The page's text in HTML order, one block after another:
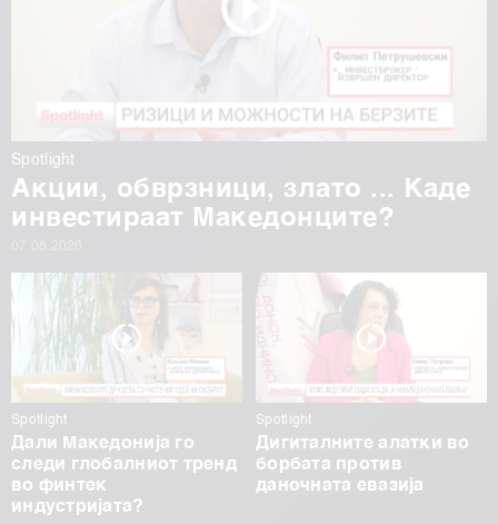
Spotlight
Акции, обврзници, злато ... Каде
инвестираат Македонците?
Spotlight
Дали Македонија го
следи глобалниот тренд
во финтек
индустријата?
Spotlight
Дигиталните алатки во
борбата против
даночната евазија